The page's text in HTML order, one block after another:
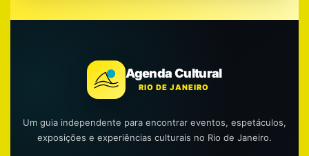
Agenda Cultural
RIO DE JANEIRO
Um guia independente para encontrar eventos, espetáculos,
exposições e experiências culturais no Rio de Janeiro.